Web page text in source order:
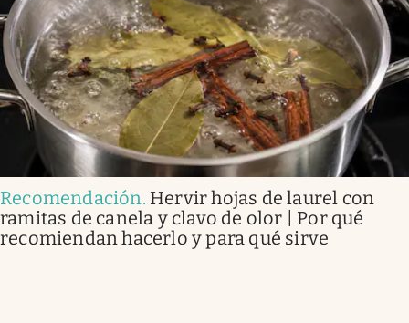
Recomendación. Hervir hojas de laurel con
ramitas de canela y clavo de olor | Por qué
recomiendan hacerlo y para qué sirve